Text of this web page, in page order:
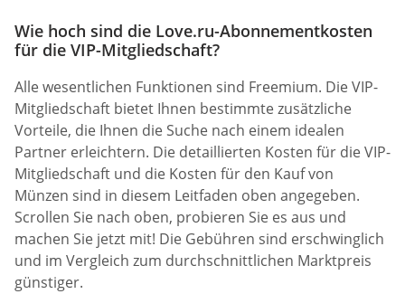
Wie hoch sind die Love.ru-Abonnementkosten
für die VIP-Mitgliedschaft?
Alle wesentlichen Funktionen sind Freemium. Die VIP-
Mitgliedschaft bietet Ihnen bestimmte zusätzliche
Vorteile, die Ihnen die Suche nach einem idealen
Partner erleichtern. Die detaillierten Kosten für die VIP-
Mitgliedschaft und die Kosten für den Kauf von
Münzen sind in diesem Leitfaden oben angegeben.
Scrollen Sie nach oben, probieren Sie es aus und
machen Sie jetzt mit! Die Gebühren sind erschwinglich
und im Vergleich zum durchschnittlichen Marktpreis
günstiger.